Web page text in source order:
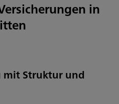
in
mit Struktur und